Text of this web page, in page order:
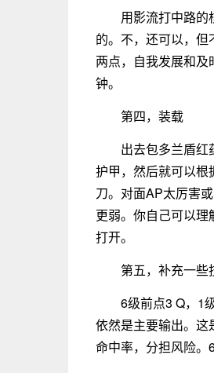
用影流打中路
的。不，还可以，
两点，自我发展和
钟。
第四，装载
出去包多兰盾
护甲，然后就可以
刀。对面AP太厉害
更弱。你自己可以
打开。
第五，补充一些
6级前点3 Q，1
依然是主要输出。这
命中率，分担风险。